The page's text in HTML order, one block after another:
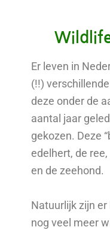
Er leven in
(!!)
deze onder de
aantal jaar
gekozen. Deze
edelhert, de
en de zeehond.
Natuurlijk zijn er
nog veel meer